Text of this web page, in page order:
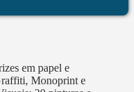
o
em papel e
Monoprint e